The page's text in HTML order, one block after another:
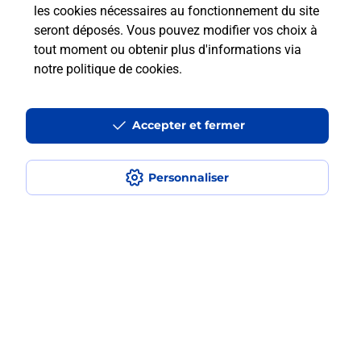
les cookies nécessaires au fonctionnement du site
seront déposés. Vous pouvez modifier vos choix à
tout moment ou obtenir plus d'informations via
notre politique de cookies.
Personnaliser
Accepter et fermer
En savoir plus
Quel est le prix d’une numérisation ?